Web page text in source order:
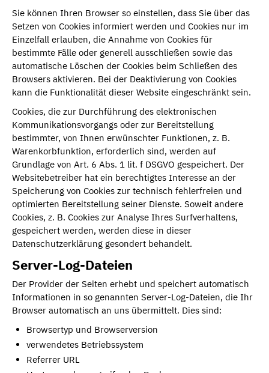
Sie können Ihren Browser so einstellen, dass Sie über das
Setzen von Cookies informiert werden und Cookies nur im
Einzelfall erlauben, die Annahme von Cookies für
bestimmte Fälle oder generell ausschließen sowie das
automatische Löschen der Cookies beim Schließen des
Browsers aktivieren. Bei der Deaktivierung von Cookies
kann die Funktionalität dieser Website eingeschränkt sein.
Cookies, die zur Durchführung des elektronischen
Kommunikationsvorgangs oder zur Bereitstellung
bestimmter, von Ihnen erwünschter Funktionen, z. B.
Warenkorbfunktion, erforderlich sind, werden auf
Grundlage von Art. 6 Abs. 1 lit. f DSGVO gespeichert. Der
Websitebetreiber hat ein berechtigtes Interesse an der
Speicherung von Cookies zur technisch fehlerfreien und
optimierten Bereitstellung seiner Dienste. Soweit andere
Cookies, z. B. Cookies zur Analyse Ihres Surfverhaltens,
gespeichert werden, werden diese in dieser
Datenschutzerklärung gesondert behandelt.
Server-Log-Dateien
Der Provider der Seiten erhebt und speichert automatisch
Informationen in so genannten Server-Log-Dateien, die Ihr
Browser automatisch an uns übermittelt. Dies sind:
Browsertyp und Browserversion
verwendetes Betriebssystem
Referrer URL